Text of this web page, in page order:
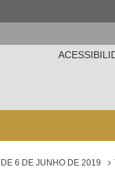
6 DE JUNHO DE 2019